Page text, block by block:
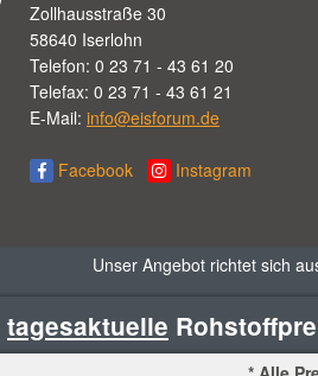
Zollhausstraße 30
58640 Iserlohn
Telefon: 0 23 71 - 43 61 20
Telefax: 0 23 71 - 43 61 21
E-Mail: info@eisforum.de
Facebook Instagram
Unser Angebot richtet sich
tagesaktuelle